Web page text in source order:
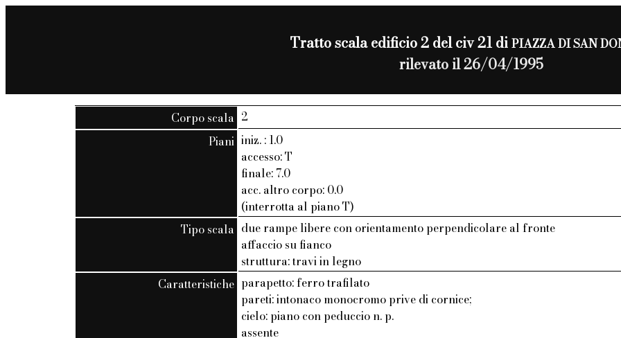
Tratto scala edificio 2 del civ 21 diPIAZZA DI SAN
rilevato il 26/04/1995
Corpo scala 2
Piani iniz. : 1.0
accesso: T
finale: 7.0
acc. altro corpo: 0.0
(interrotta al piano T)
Tipo scala due rampe libere con orientamento perpendicolare al fronte
affaccio su fianco
struttura: travi in legno
Caratteristiche parapetto: ferro trafilato
pareti: intonaco monocromo prive di cornice;
cielo: piano con peduccio n. p.
assente